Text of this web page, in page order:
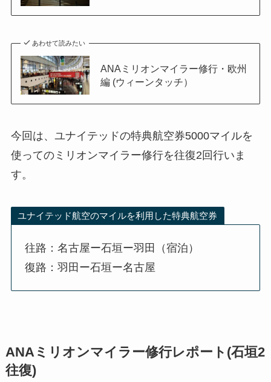
あわせて読みたい
ANAミリオンマイラー修行・欧州
編 (ウィーンタッチ）
今回は、ユナイテッドの特典航空券5000マイルを
使ってのミリオンマイラー修行を往復2回行いま
す。
ユナイテッド航空のマイルを利用した特典航空券
往路：名古屋ー石垣ー羽田（宿泊）
復路：羽田ー石垣ー名古屋
ANAミリオンマイラー修行レポート(石垣2
往復)